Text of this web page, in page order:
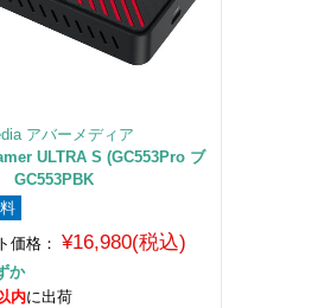
アバーメディア
ULTRA S (GC553Pro ブ
GC553PBK
価格： ¥16,980(税込)
か
内に出荷